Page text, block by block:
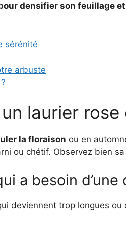
densifier son feuillage
sérénité
arbuste
laurier
la floraison ou en
ou chétif. Observez bien
a besoin d’une
deviennent trop longues